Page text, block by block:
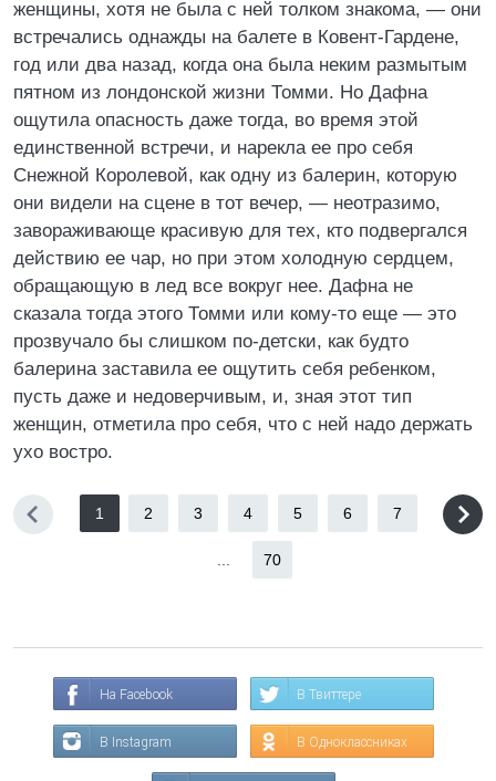
женщины, хотя не была с ней толком знакома, — они
встречались однажды на балете в Ковент-Гардене,
год или два назад, когда она была неким размытым
пятном из лондонской жизни Томми. Но Дафна
ощутила опасность даже тогда, во время этой
единственной встречи, и нарекла ее про себя
Снежной Королевой, как одну из балерин, которую
они видели на сцене в тот вечер, — неотразимо,
завораживающе красивую для тех, кто подвергался
действию ее чар, но при этом холодную сердцем,
обращающую в лед все вокруг нее. Дафна не
сказала тогда этого Томми или кому-то еще — это
прозвучало бы слишком по-детски, как будто
балерина заставила ее ощутить себя ребенком,
пусть даже и недоверчивым, и, зная этот тип
женщин, отметила про себя, что с ней надо держать
ухо востро.
1 2 3 4 5 6 7
70
На Facebook В Твиттере
В Instagram В Одноклассниках